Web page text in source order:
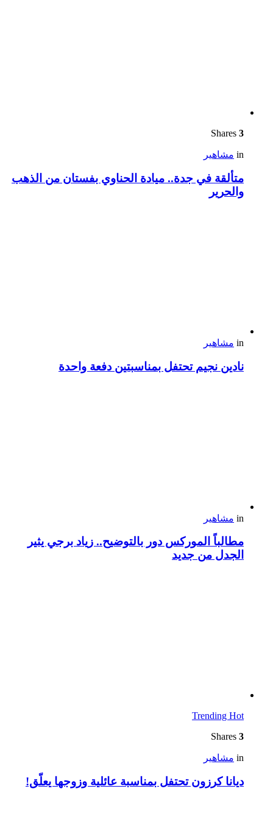
3
in مشاهير
متألقة في جدة.. ميادة الحناوي بفستان من الذهب
والحرير
in مشاهير
نادين نجيم تحتفل بمناسبتين دفعة واحدة
in مشاهير
مطالباً الموركس دور بالتوضيح.. زياد برجي يثير
الجدل من جديد
Trending Hot
3
in مشاهير
ديانا كرزون تحتفل بمناسبة عائلية وزوجها يعلّق!